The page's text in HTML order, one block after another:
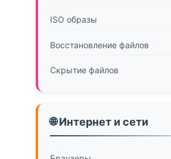
ISO образы
Восстановление файлов
Скрытие файлов
🌐 Интернет и сети